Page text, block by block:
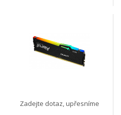
zlepšují stabilitu, a dvěma
32bitovým podkanálům pro
zvýšení účinnosti. Kingston
FURY Beast DDR5 nabízí
Zadejte dotaz, upřesníme